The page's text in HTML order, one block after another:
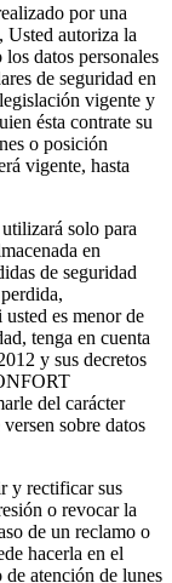
por una
Usted autoriza la
datos personales
de seguridad en
vigente y
ésta contrate su
o posición
vigente, hasta
solo para
en
de seguridad
es menor de
tenga en cuenta
y sus decretos
del carácter
sobre datos
y rectificar sus
o revocar la
de un reclamo o
hacerla en el
atención de lunes